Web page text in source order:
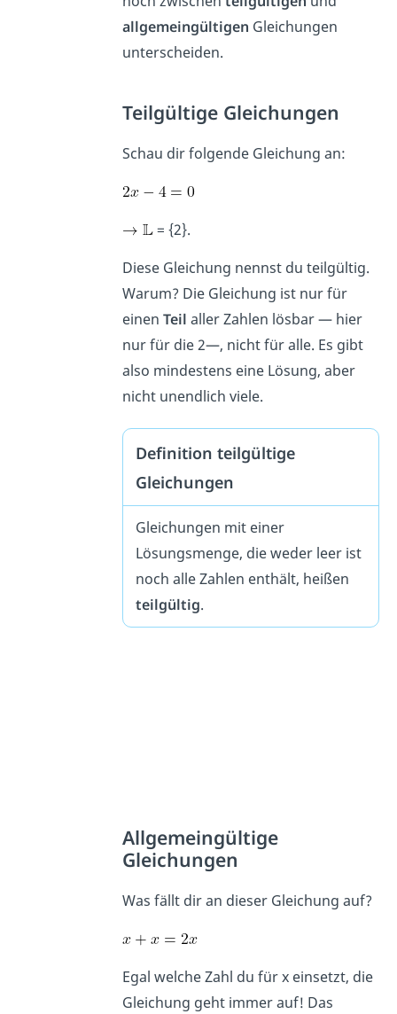
allgemeingültigen Gleichungen
unterscheiden.
Teilgültige Gleichungen
Schau dir folgende Gleichung an:
= {2}.
Diese Gleichung nennst du teilgültig.
Warum? Die Gleichung ist nur für
einenTeil aller Zahlen lösbar — hier
nur für die 2—, nicht für alle. Es gibt
also mindestens eine Lösung, aber
nicht unendlich viele.
Definition teilgültige
Gleichungen
Gleichungen mit einer
Lösungsmenge, die weder leer ist
noch alle Zahlen enthält, heißen
teilgültig.
Allgemeingültige
Gleichungen
Was fällt dir an dieser Gleichung auf?
Egal welche Zahl du für x einsetzt, die
Gleichung geht immer auf! Das